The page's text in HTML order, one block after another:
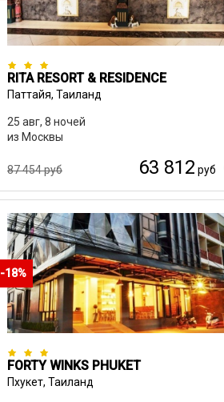
RITA RESORT & RESIDENCE
Паттайя, Таиланд
25 авг, 8 ночей
из Москвы
87 454 руб 63 812 руб
-18%
FORTY WINKS PHUKET
Пхукет, Таиланд